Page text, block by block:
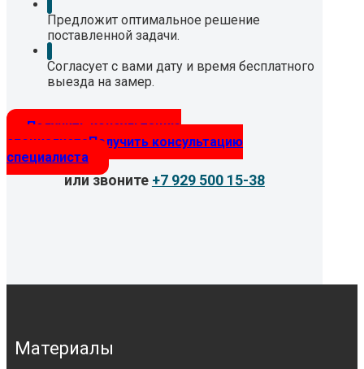
Предложит оптимальное решение
поставленной задачи.
Согласует с вами дату и время бесплатного
выезда на замер.
Получить консультацию
специалистаПолучить консультацию
специалиста
или звоните +7 929 500 15-38
Материалы